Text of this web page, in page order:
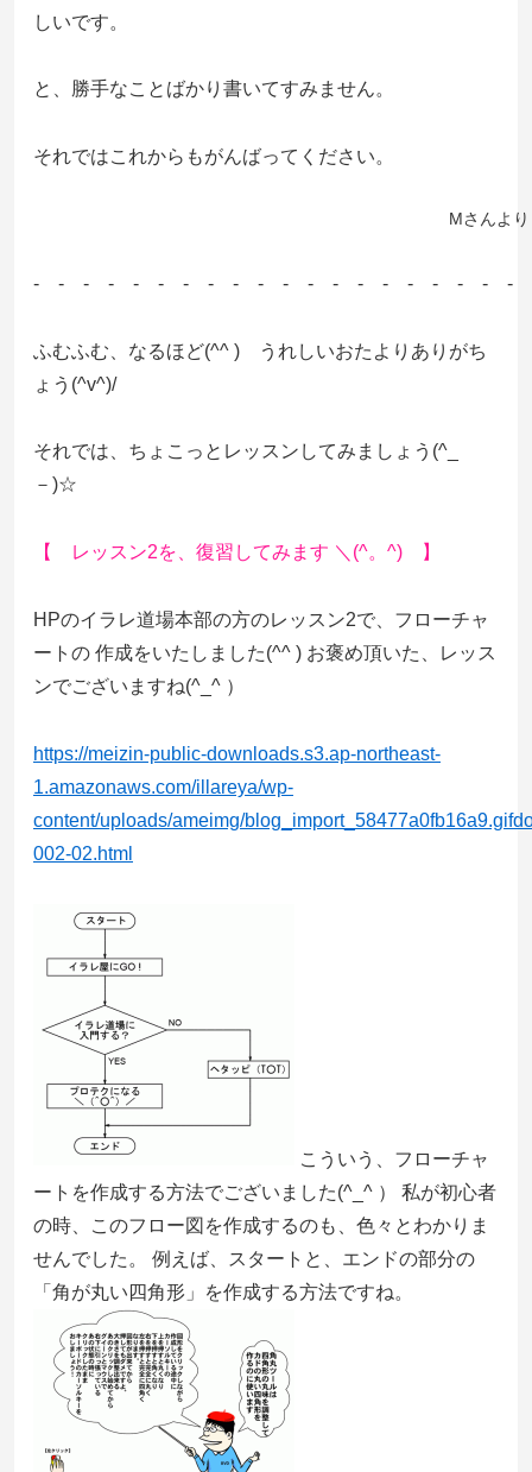
しいです。
と、勝手なことばかり書いてすみません。
それではこれからもがんばってください。
Mさんより
- - - - - - - - - - - - - - - - - - - -
ふむふむ、なるほど(^^ ) うれしいおたよりありがち
ょう(^v^)/
それでは、ちょこっとレッスンしてみましょう(^_
－)☆
【 レッスン2を、復習してみます ＼(^。^) 】
HPのイラレ道場本部の方のレッスン2で、フローチャ
ートの 作成をいたしました(^^ ) お褒め頂いた、レッス
ンでございますね(^_^ ）
https://meizin-public-downloads.s3.ap-northeast-
1.amazonaws.com/illareya/wp-
content/uploads/ameimg/
002-02.html
こういう、フローチャ
ートを作成する方法でございました(^_^ ） 私が初心者
の時、このフロー図を作成するのも、色々とわかりま
せんでした。 例えば、スタートと、エンドの部分の
「角が丸い四角形」を作成する方法ですね。